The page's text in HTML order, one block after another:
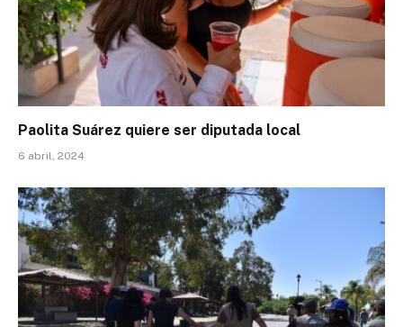
Paolita Suárez quiere ser diputada local
6 abril, 2024